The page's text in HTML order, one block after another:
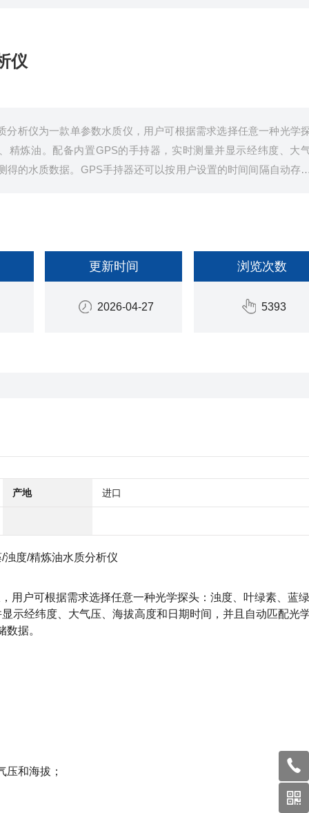
仪
分析仪为一款单参数水质仪，用户可根据需求选择任意一种光学
精炼油。配备内置GPS的手持器，实时测量并显示经纬度、大
的水质数据。GPS手持器还可以按用户设置的时间间隔自动存
更新时间
2026-04-27
浏览次数
5393
产地 进口
浊度/精炼油水质分析仪
用户可根据需求选择任意一种光学探头：浊度、叶绿素、蓝
示经纬度、大气压、海拔高度和日期时间，并且自动匹配光
据。
和海拔；